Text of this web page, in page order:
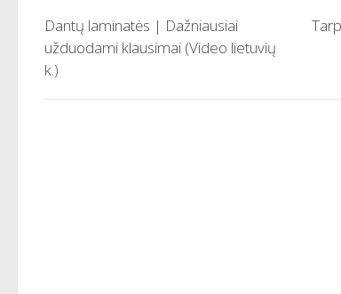
Dantų laminatės | Dažniausiai
užduodami klausimai (Video lietuvių
k.)